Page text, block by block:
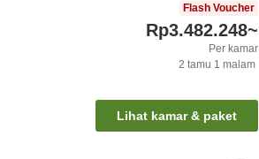
Flash Voucher
Rp3.482.248~
Per kamar
2 tamu 1 malam
Lihat kamar & paket